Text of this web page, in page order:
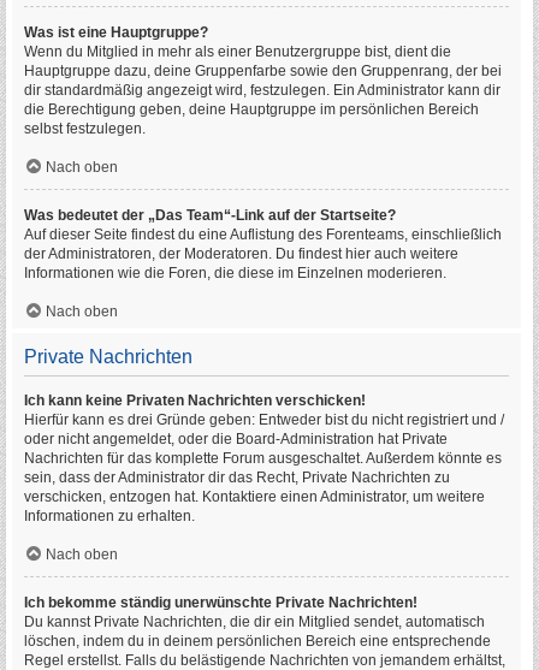
Was ist eine Hauptgruppe?
Wenn du Mitglied in mehr als einer Benutzergruppe bist, dient die
Hauptgruppe dazu, deine Gruppenfarbe sowie den Gruppenrang, der bei
dir standardmäßig angezeigt wird, festzulegen. Ein Administrator kann dir
die Berechtigung geben, deine Hauptgruppe im persönlichen Bereich
selbst festzulegen.
Nach oben
Was bedeutet der „Das Team“-Link auf der Startseite?
Auf dieser Seite findest du eine Auflistung des Forenteams, einschließlich
der Administratoren, der Moderatoren. Du findest hier auch weitere
Informationen wie die Foren, die diese im Einzelnen moderieren.
Nach oben
Private Nachrichten
Ich kann keine Privaten Nachrichten verschicken!
Hierfür kann es drei Gründe geben: Entweder bist du nicht registriert und /
oder nicht angemeldet, oder die Board-Administration hat Private
Nachrichten für das komplette Forum ausgeschaltet. Außerdem könnte es
sein, dass der Administrator dir das Recht, Private Nachrichten zu
verschicken, entzogen hat. Kontaktiere einen Administrator, um weitere
Informationen zu erhalten.
Nach oben
Ich bekomme ständig unerwünschte Private Nachrichten!
Du kannst Private Nachrichten, die dir ein Mitglied sendet, automatisch
löschen, indem du in deinem persönlichen Bereich eine entsprechende
Regel erstellst. Falls du belästigende Nachrichten von jemandem erhältst,